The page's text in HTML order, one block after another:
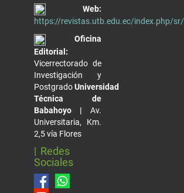
Web:
https://revistas.utb.edu.ec/index.php/sr/
Oficina
Editorial:
Vicerrectorado de
Investigación y
PostgradoUniversidad
Técnica de
Babahoyo | Av.
Universitaria, Km.
2,5 vía Flores
| Redes
Sociales